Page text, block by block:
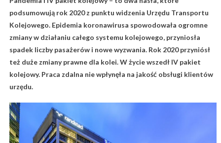
podsumowują rok 2020 z punktu widzenia Urzędu Transportu
Kolejowego. Epidemia koronawirusa spowodowała ogromne
zmiany w działaniu całego systemu kolejowego, przyniosła
spadek liczby pasażerów i nowe wyzwania. Rok 2020 przyniósł
też duże zmiany prawne dla kolei. W życie wszedł IV pakiet
kolejowy. Praca zdalna nie wpłynęła na jakość obsługi klientów
urzędu.